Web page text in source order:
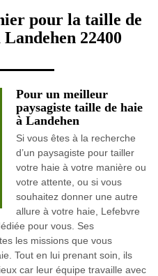
pour la taille de
22400
Pour un meilleur
paysagiste taille de haie
à Landehen
Si vous êtes à la recherche
d’un paysagiste pour tailler
votre haie à votre manière ou
votre attente, ou si vous
souhaitez donner une autre
allure à votre haie, Lefebvre
pour vous. Ses
les missions que vous
Tout en lui prenant soin, ils
car leur équipe travaille avec